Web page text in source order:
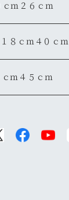
ｍ２６ｃｍ
８ｃｍ４０ｃｍ
ｍ４５ｃｍ